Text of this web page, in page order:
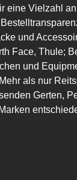
eine Vielzahl
und
Face, Thule;
und
als nur
Gerten,